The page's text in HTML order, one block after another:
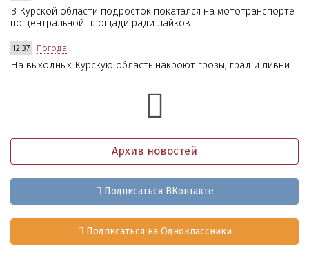
В Курской области подросток покатался на мототранспорте
по центральной площади ради лайков
12:37 Погода
На выходных Курскую область накроют грозы, град и ливни
Архив новостей
Подписаться ВКонтакте
Подписаться на Одноклассники